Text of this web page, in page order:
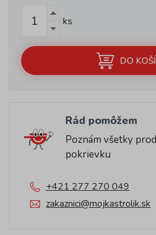
ks
DO
Rád pomôžem
Poznám všetky
pokrievku
+421 277 270 049
zakaznici@mojkastrolik.sk